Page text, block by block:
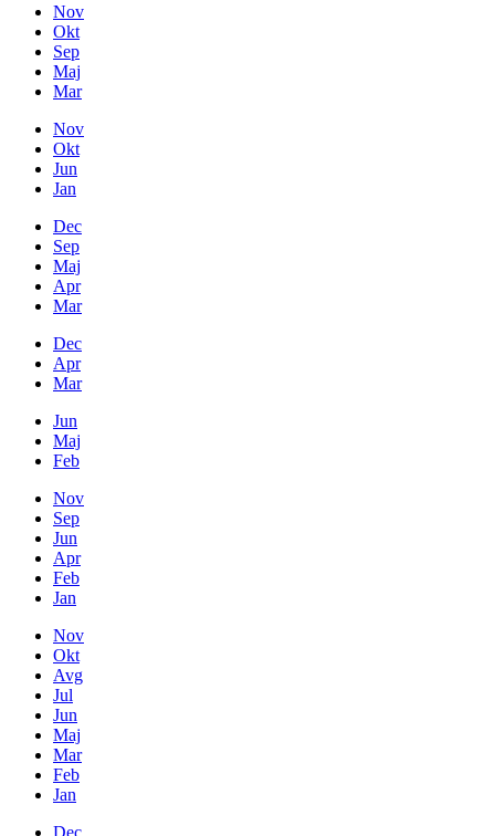
Nov
Okt
Sep
Maj
Mar
Nov
Okt
Jun
Jan
Dec
Sep
Maj
Apr
Mar
Dec
Apr
Mar
Jun
Maj
Feb
Nov
Sep
Jun
Apr
Feb
Jan
Nov
Okt
Avg
Jul
Jun
Maj
Mar
Feb
Jan
Dec